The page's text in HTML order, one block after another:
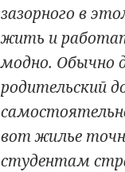
зазорного в
жить и
модно. Обычно
родительский
вот жилье
студентам